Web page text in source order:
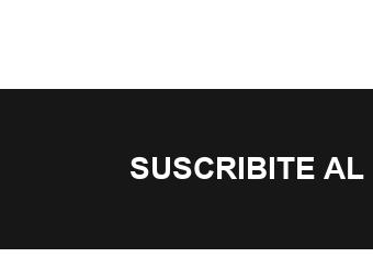
SUSCRIBITE